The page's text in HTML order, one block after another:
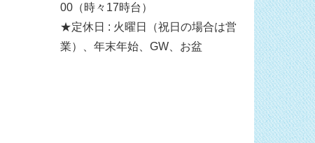
00（時々17時台）
★定休日 : 火曜日（祝日の場合は営
業）、年末年始、GW、お盆